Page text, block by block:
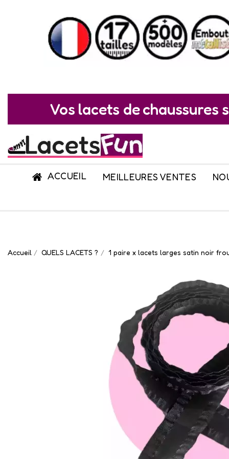
Vos lacets de chaussures
ACCUEIL MEILLEURES VENTES
Accueil QUELS LACETS ? 1 paire x lacets larges satin noir